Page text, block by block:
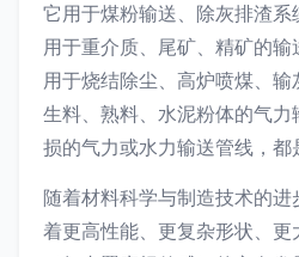
它用于煤粉输送、除灰排渣系
用于重介质、尾矿、精矿的输
用于烧结除尘、高炉喷煤、
生料、熟料、水泥粉体的气
损的气力或水力输送管线，都
随着材料科学与制造技术的
着更高性能、更复杂形状、更